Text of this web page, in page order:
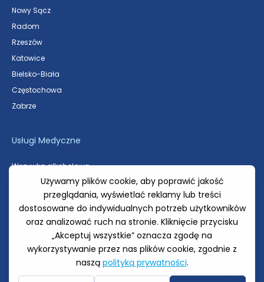
Nowy Sącz
Radom
Rzeszów
Katowice
Bielsko-Biała
Częstochowa
Zabrze
Usługi Medyczne
Wszywka alkoholowa
Odtrucie alkoholowe
Kroplówki witaminowe
Usuwanie znamion skórnych
© Centrum Medyczne Galmedic 2018 – 2025. Wszelkie prawa
zastrzeżone